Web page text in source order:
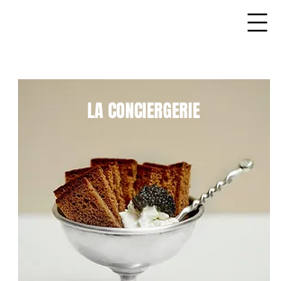
LA CONCIERGERIE